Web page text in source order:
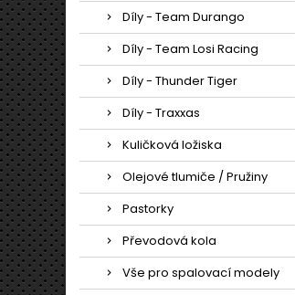
Díly - Team Durango
Díly - Team Losi Racing
Díly - Thunder Tiger
Díly - Traxxas
Kuličková ložiska
Olejové tlumiče / Pružiny
Pastorky
Převodová kola
Vše pro spalovací modely